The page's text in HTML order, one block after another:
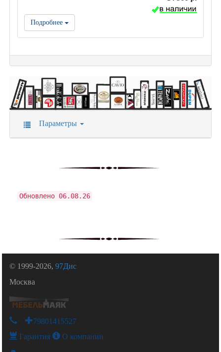
Подробнее
Параметры
Обновлено 06.08.26
© 1999-2026,97Дис
Москва
+79801415527
Гарантия О компании